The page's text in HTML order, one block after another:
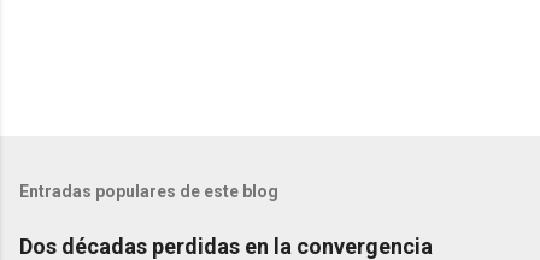
Entradas populares de este blog
Dos décadas perdidas en la convergencia